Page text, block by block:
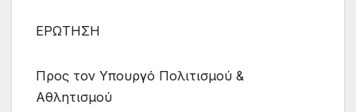
ΕΡΩΤΗΣΗ
Προς τον Υπουργό Πολιτισμού &
Αθλητισμού